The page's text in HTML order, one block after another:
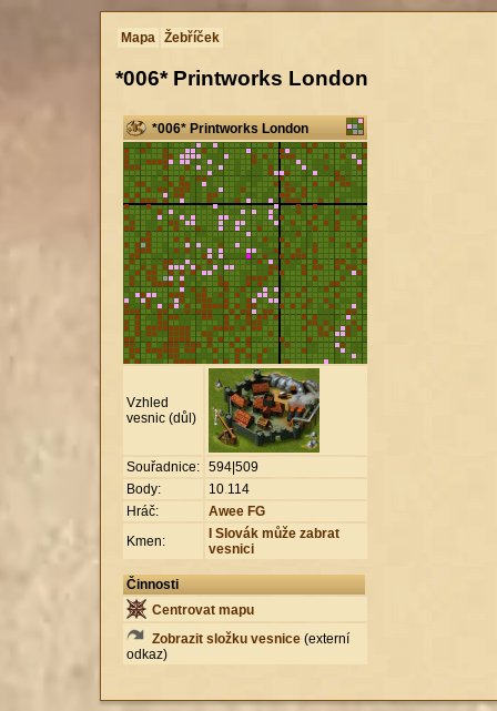
Mapa Žebříček
*006* Printworks London
*006* Printworks London
Vzhled
vesnic (důl)
Souřadnice: 594|509
Body:
10.114
Hráč:
Awee FG
Kmen:
I Slovák může zabrat
vesnici
Činnosti
Centrovat mapu
Zobrazit složku vesnice (externí
odkaz)